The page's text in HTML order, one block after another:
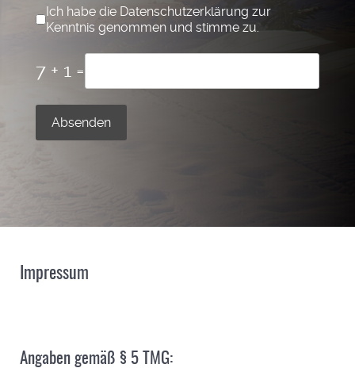
Ich habe die Datenschutzerklärung zur
Kenntnis genommen und stimme zu.
7 + 1 =
Absenden
Impressum
Angaben gemäß § 5 TMG: